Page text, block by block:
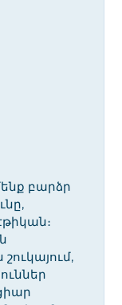
բարձր